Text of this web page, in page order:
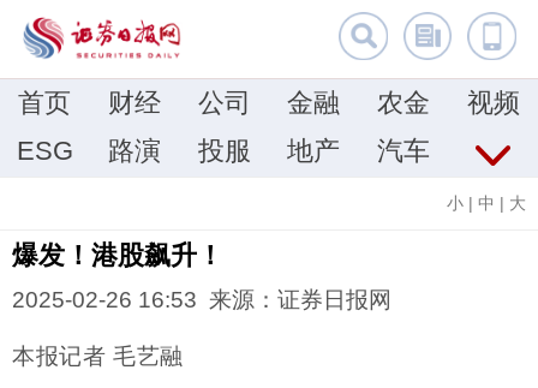
首页 财经 公司 金融 农金
视频
ESG
路演 投服 地产 汽车
小 | 中 | 大
爆发！港股飙升！
2025-02-26 16:53 来源：证券日报网
本报记者 毛艺融